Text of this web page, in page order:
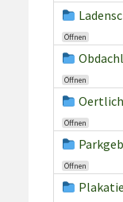
Öffnen
Öffnen
Öffnen
Öffnen